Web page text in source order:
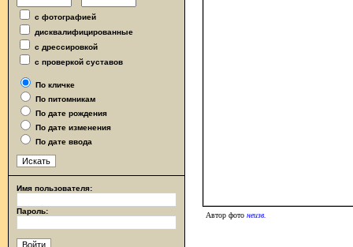
с фотографией
дисквалифицированные
с дрессировкой
с проверкой суставов
По кличке
По питомникам
По дате рождения
По дате изменения
По дате ввода
Имя пользователя:
Пароль: Автор фото неизв.